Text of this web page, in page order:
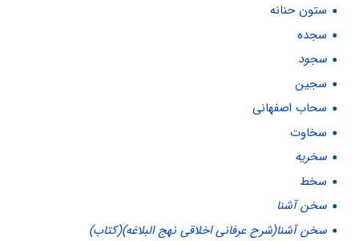
ستون حنانه
سجده
سجود
سجین
سحاب اصفهانی
سخاوت
سخریه
سخط
سخن آشنا
سخن آشنا(شرح عرفانی اخلاقی نهج البلاغه)(کتاب)